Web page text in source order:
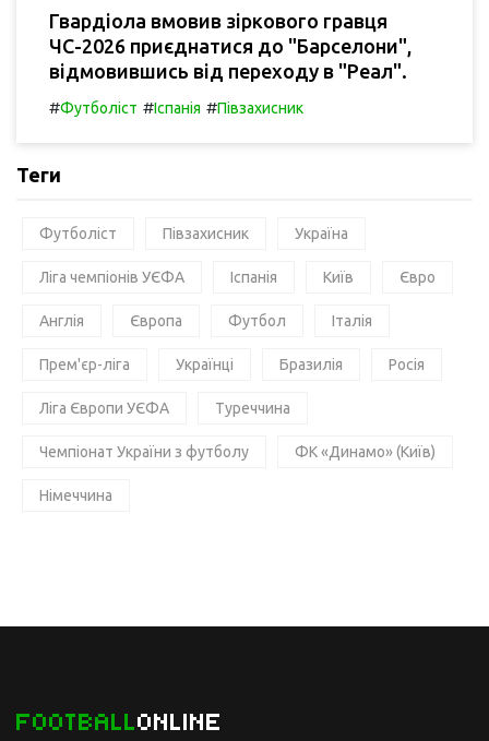
Гвардіола вмовив зіркового гравця
ЧС-2026 приєднатися до "Барселони",
відмовившись від переходу в "Реал".
#Футболіст #Іспанія #Півзахисник
Теги
Футболіст Півзахисник Україна
Ліга чемпіонів УЄФА Іспанія Київ Євро
Англія Європа Футбол Італія
Прем'єр-ліга Українці Бразилія Росія
Ліга Європи УЄФА Туреччина
Чемпіонат України з футболу ФК «Динамо» (Київ)
Німеччина
FOOTBALLONLINE